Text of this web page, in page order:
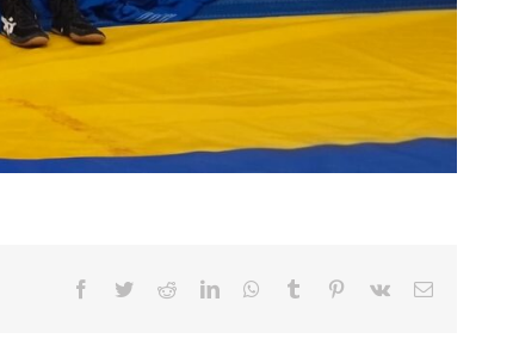
Facebook
TwitterRedditLinkedInWhatsApp
Tumblr Pinterest
Vk